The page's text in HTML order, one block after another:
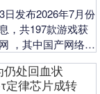
日发布2026年7月份
，共197款游戏获
，其中国产网络游
仍处回血状
定律芯片成转